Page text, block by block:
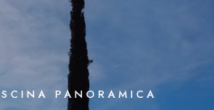
PANORAMICA